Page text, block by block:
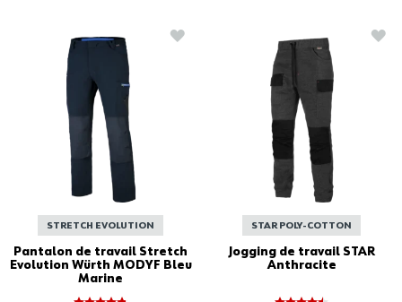
STRETCH EVOLUTION
Pantalon de travail Stretch
Evolution Würth MODYF Bleu
Marine
AJOUTER À LA LISTE D'ACHATS
STAR POLY-COTTON
Jogging de travail STAR
Anthracite